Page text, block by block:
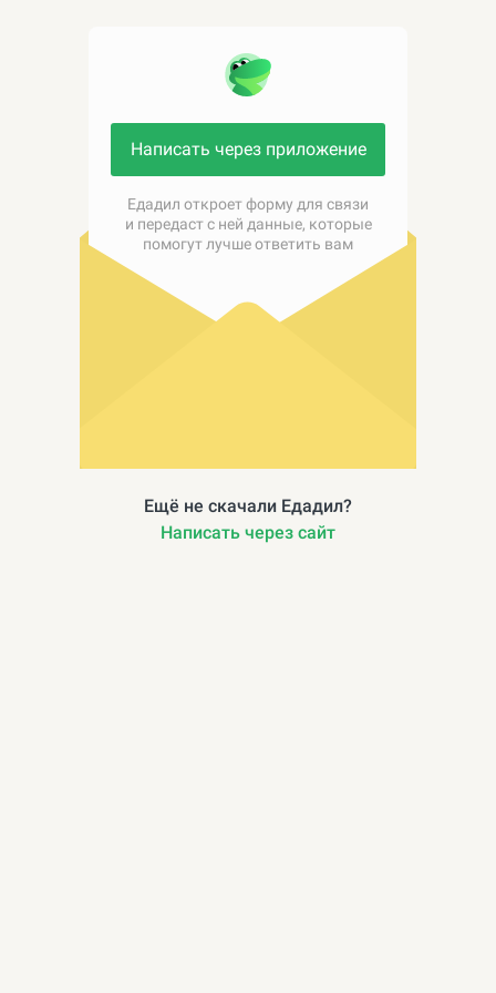
Написать через приложение
Едадил откроет форму для связи
и передаст с ней данные, которые
помогут лучше ответить вам
Ещё не скачали Едадил?
Написать через сайт